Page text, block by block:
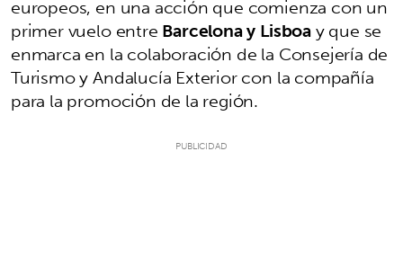
europeos, en una acción que comienza con un
primer vuelo entreBarcelona y Lisboay que se
enmarca en la colaboración de la Consejería de
Turismo y Andalucía Exterior con la compañía
para la promoción de la región.